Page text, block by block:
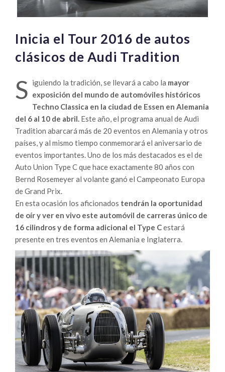
Inicia el Tour 2016 de autos
clásicos de Audi Tradition
S iguiendo la tradición, se llevará a cabo la mayor
exposición del mundo de automóviles históricos
Techno Classica en la ciudad de Essen en Alemania
del 6 al 10 de abril. Este año, el programa anual de Audi
Tradition abarcará más de 20 eventos en Alemania y otros
países, y al mismo tiempo conmemorará el aniversario de
eventos importantes. Uno de los más destacados es el de
Auto Union Type C que hace exactamente 80 años con
Bernd Rosemeyer al volante ganó el Campeonato Europa
de Grand Prix.
En esta ocasión los aficionados tendrán la oportunidad
de oír y ver en vivo este automóvil de carreras único de
16 cilindros y de forma adicional el Type Cestará
presente en tres eventos en Alemania e Inglaterra.